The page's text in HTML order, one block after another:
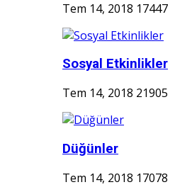
Tem 14, 2018 17447
Sosyal Etkinlikler
Tem 14, 2018 21905
Düğünler
Tem 14, 2018 17078